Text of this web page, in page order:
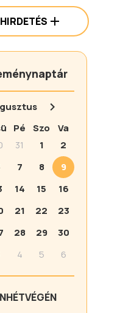
Pé Szo
Va
31 1
2
7 8
9
14 15
16
21 22
23
28 29
30
4 5 6
HÉTVÉGÉN